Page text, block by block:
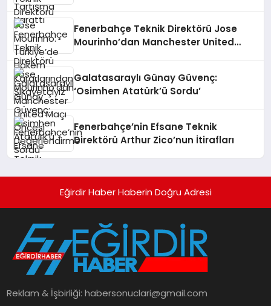
Fenerbahçe Teknik Direktörü Jose
Mourinho’dan Manchester United
Galatasaraylı Günay Güvenç:
‘Osimhen Atatürk’ü Sordu’
Fenerbahçe’nin Efsane Teknik
Direktörü Arthur Zico’nun İtirafları
Eğirdir Haber Haberin Doğru Adresi
Reklam & İşbirliği:habersonuclari@gmail.com